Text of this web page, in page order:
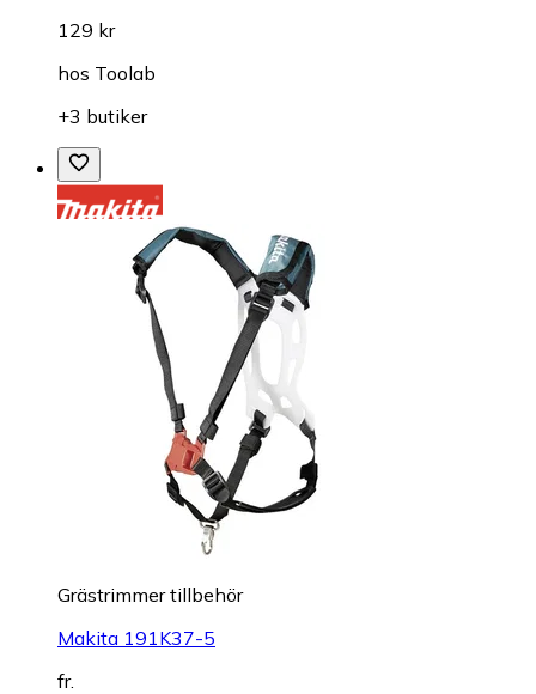
129 kr
hos Toolab
+3 butiker
Grästrimmer tillbehör
Makita 191K37-5
fr.